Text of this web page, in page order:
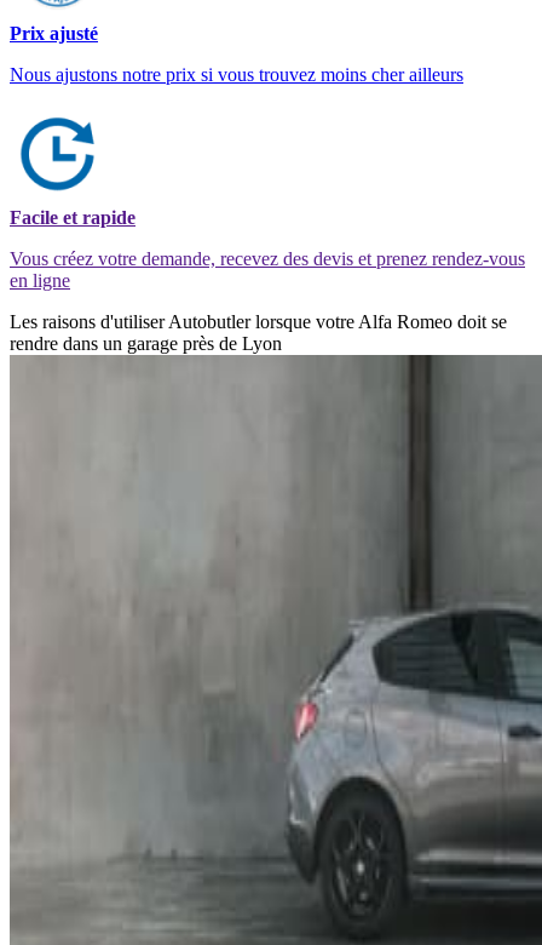
Prix ajusté
Nous ajustons notre prix si vous trouvez moins cher ailleurs
Facile et rapide
Vous créez votre demande, recevez des devis et prenez rendez-vous
en ligne
Les raisons d'utiliser Autobutler lorsque votre Alfa Romeo doit se
rendre dans un garage près de Lyon